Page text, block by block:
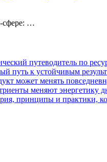
сфере: …
путеводитель по
путь к устойчивым
может менять
меняют энергетику
принципы и практики,